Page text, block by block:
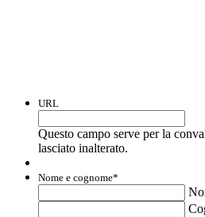
URL
Questo campo serve per la
lasciato inalterato.
Nome e cognome*